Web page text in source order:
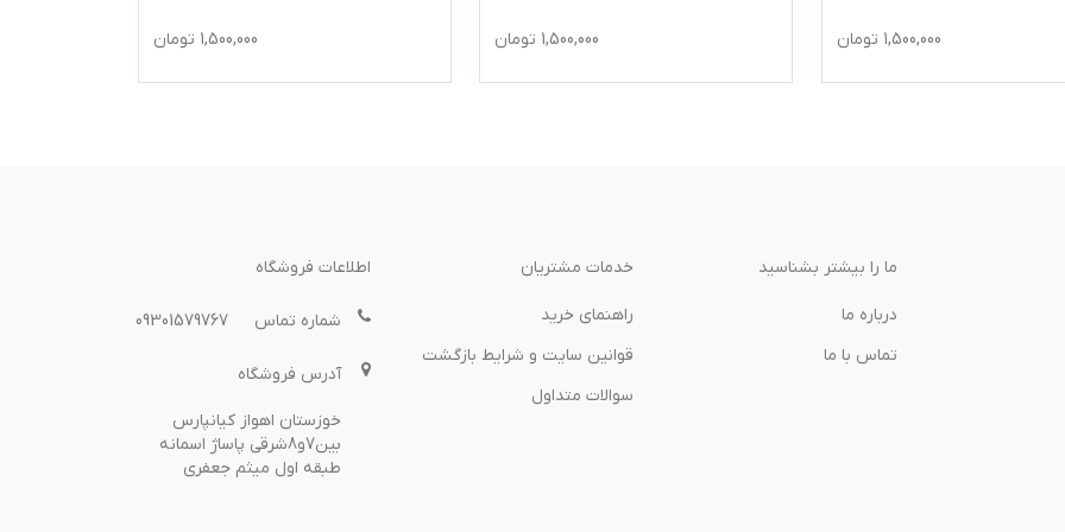
1,500,000 تومان 1,500,000 تومان 1,500,000 تومان
ما را بیشتر بشناسید
درباره‌ ما
تماس با ما
خدمات مشتریان
راهنمای خرید
قوانین سایت و شرایط بازگشت
سوالات متداول
اطلاعات فروشگاه
شماره تماس 09301579767
آدرس فروشگاه
خوزستان اهواز کیانپارس
بین7و8شرقی پاساژ اسمانه
طبقه اول میثم جعفری